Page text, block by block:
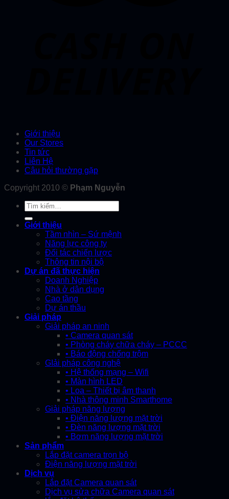
Giới thiệu
Our Stores
Tin tức
Liên Hệ
Câu hỏi thường gặp
Copyright 2010 © Phạm Nguyễn
Tìm
kiếm:
Giới thiệu
Tầm nhìn – Sứ mệnh
Năng lực công ty
Đối tác chiến lược
Thông tin nội bộ
Dự án đã thực hiện
Doanh Nghiệp
Nhà ở dân dụng
Cao tầng
Dự án thầu
Giải pháp
Giải pháp an ninh
• Camera quan sát
• Phòng cháy chữa cháy – PCCC
• Báo động chống trộm
GIải pháp công nghệ
• Hệ thống mạng – Wifi
• Màn hình LED
• Loa – Thiết bị âm thanh
• Nhà thông minh Smarthome
Giải pháp năng lượng
• Điện năng lượng mặt trời
• Đèn năng lượng mặt trời
• Bơm năng lượng mặt trời
Sản phẩm
Lắp đặt camera trọn bộ
Điện năng lượng mặt trời
Dịch vụ
Lắp đặt Camera quan sát
Dịch vụ sửa chữa Camera quan sát